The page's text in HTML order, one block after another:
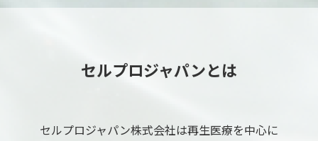
セルプロジャパンとは
セルプロジャパン株式会社は再生医療を中心に